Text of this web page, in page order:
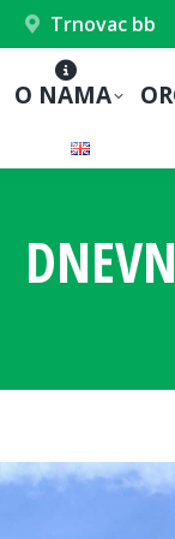
Trnovac bb
O NAMA